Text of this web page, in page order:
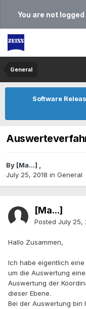
You are not
General
Software
By [Ma...] ,
July 25, 2018 in General
[Ma...]
Posted July 25,
Hallo Zusammen,
Ich habe eigentlich
um die Auswertung
Auswertung der
dieser Ebene.
Bei der Auswertung bin